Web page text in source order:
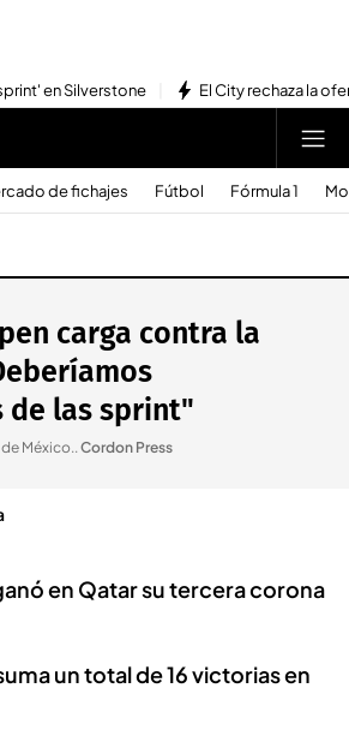
en Silverstone El City rechaza la
de fichajes Fútbol Fórmula 1
carga contra la
de las sprint"
México..Cordon Press
en Qatar su tercera corona
un total de 16 victorias en